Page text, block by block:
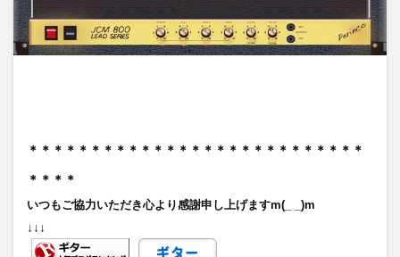
＊＊＊＊＊＊＊＊＊＊＊＊＊＊＊＊＊＊＊＊＊＊＊＊＊＊＊
＊＊＊＊
いつもご協力いただき心より感謝申し上げますm(_ _)m
↓↓↓